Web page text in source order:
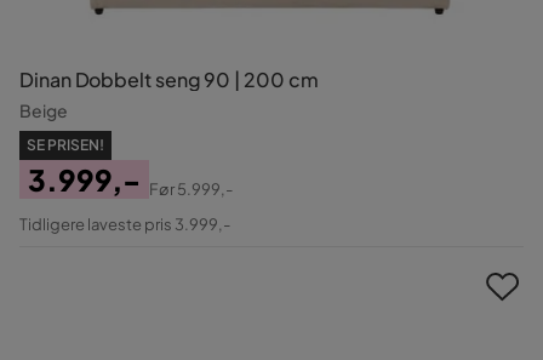
Dinan Dobbelt seng 90 | 200 cm
Beige
SE PRISEN!
Pris
3.999,-
Original
Før5.999,-
Tidligere laveste pris 3.999,-